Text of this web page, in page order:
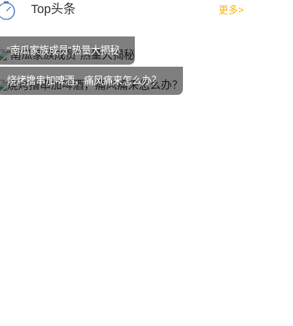
Top头条 更多>
“南瓜家族成员”热量大揭秘
烧烤撸串加啤酒，痛风痛来怎么办？